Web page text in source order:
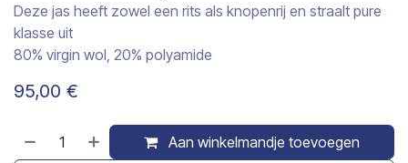
Deze jas heeft zowel een rits als knopenrij en straalt pure
klasse uit
80% virgin wol, 20% polyamide
95,00 €
Aan winkelmandje toevoegen